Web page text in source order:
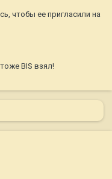
чтобы ее пригласили на
BIS взял!